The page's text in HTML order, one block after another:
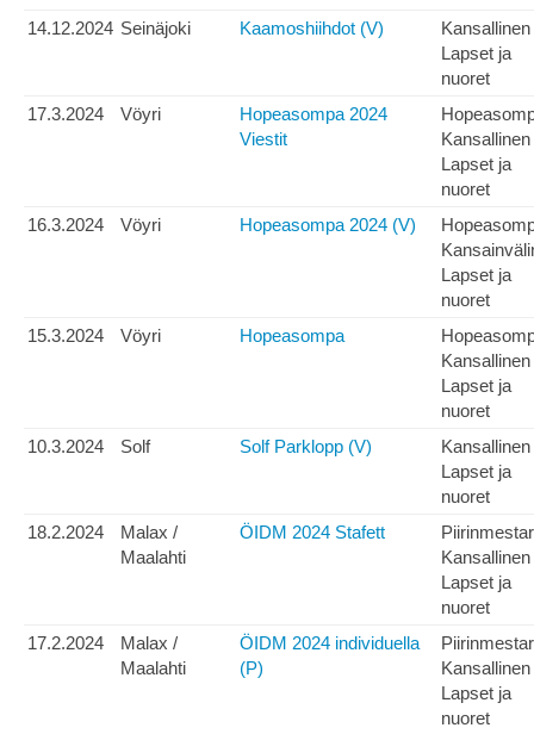
14.12.2024 Seinäjoki Kaamoshiihdot (V)
Kansallinen
Lapset ja
nuoret
17.3.2024
Vöyri
Hopeasompa 2024
Viestit
Kansallinen
Lapset ja
nuoret
16.3.2024
Vöyri Hopeasompa 2024 (V)
Lapset ja
nuoret
15.3.2024
Vöyri Hopeasompa
Kansallinen
Lapset ja
nuoret
10.3.2024
Solf Solf Parklopp (V)
Kansallinen
Lapset ja
nuoret
18.2.2024
Malax /
Maalahti
ÖIDM 2024 Stafett
Kansallinen
Lapset ja
nuoret
17.2.2024
Malax /
Maalahti
ÖIDM 2024 individuella
(P)
Kansallinen
Lapset ja
nuoret